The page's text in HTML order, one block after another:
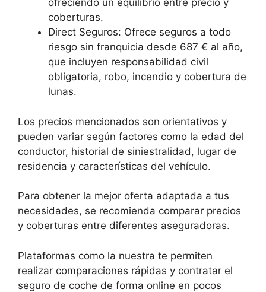
ofreciendo un equilibrio entre precio y
coberturas.
Direct Seguros: Ofrece seguros a todo
riesgo sin franquicia desde 687 € al año,
que incluyen responsabilidad civil
obligatoria, robo, incendio y cobertura de
lunas.
Los precios mencionados son orientativos y
pueden variar según factores como la edad del
conductor, historial de siniestralidad, lugar de
residencia y características del vehículo.
Para obtener la mejor oferta adaptada a tus
necesidades, se recomienda comparar precios
y coberturas entre diferentes aseguradoras.
Plataformas como la nuestra te permiten
realizar comparaciones rápidas y contratar el
seguro de coche de forma online en pocos